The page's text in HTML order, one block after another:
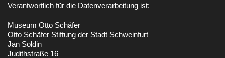
Verantwortlich für die Datenverarbeitung ist:
Museum Otto Schäfer
Otto Schäfer Stiftung der Stadt Schweinfurt
Jan Soldin
Judithstraße 16